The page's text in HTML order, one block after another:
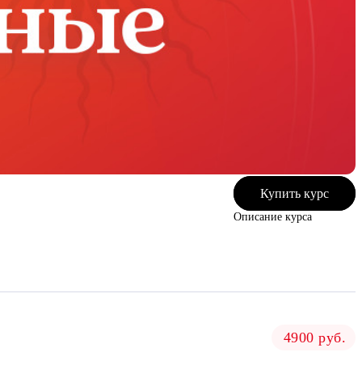
Купить курс
Описание курса
4900 руб.